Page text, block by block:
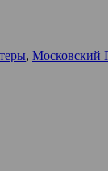
, Московский